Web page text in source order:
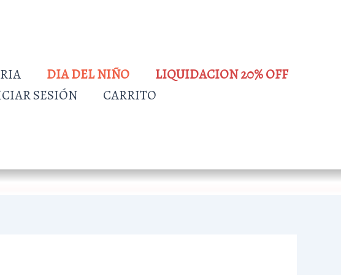
DIA DEL NIÑO
LIQUIDACION 20% OFF
SESIÓN CARRITO